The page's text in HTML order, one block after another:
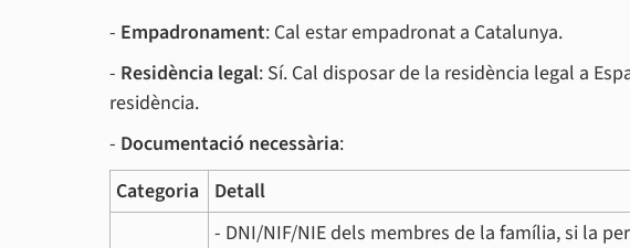
- Empadronament: Cal estar empadronat a Catalunya.
- Residència legal: Sí. Cal disposar de la residència legal a
residència.
- Documentació necessària:
Categoria Detall
- DNI/NIF/NIE dels membres de la família, si la